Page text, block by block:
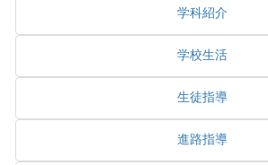
学科紹介
学校生活
生徒指導
進路指導